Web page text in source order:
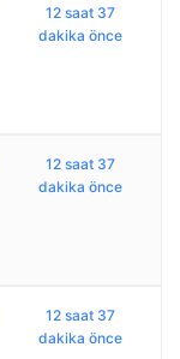
12 saat 37
dakika önce
12 saat 37
dakika önce
12 saat 37
dakika önce